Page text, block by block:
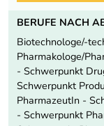
BERUFE NACH
Biotechnologe/-
Pharmakologe/
- Schwerpunkt
Schwerpunkt
PharmazeutIn -
- Schwerpunkt